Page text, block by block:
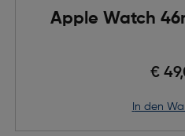
Apple Watch
€
in den